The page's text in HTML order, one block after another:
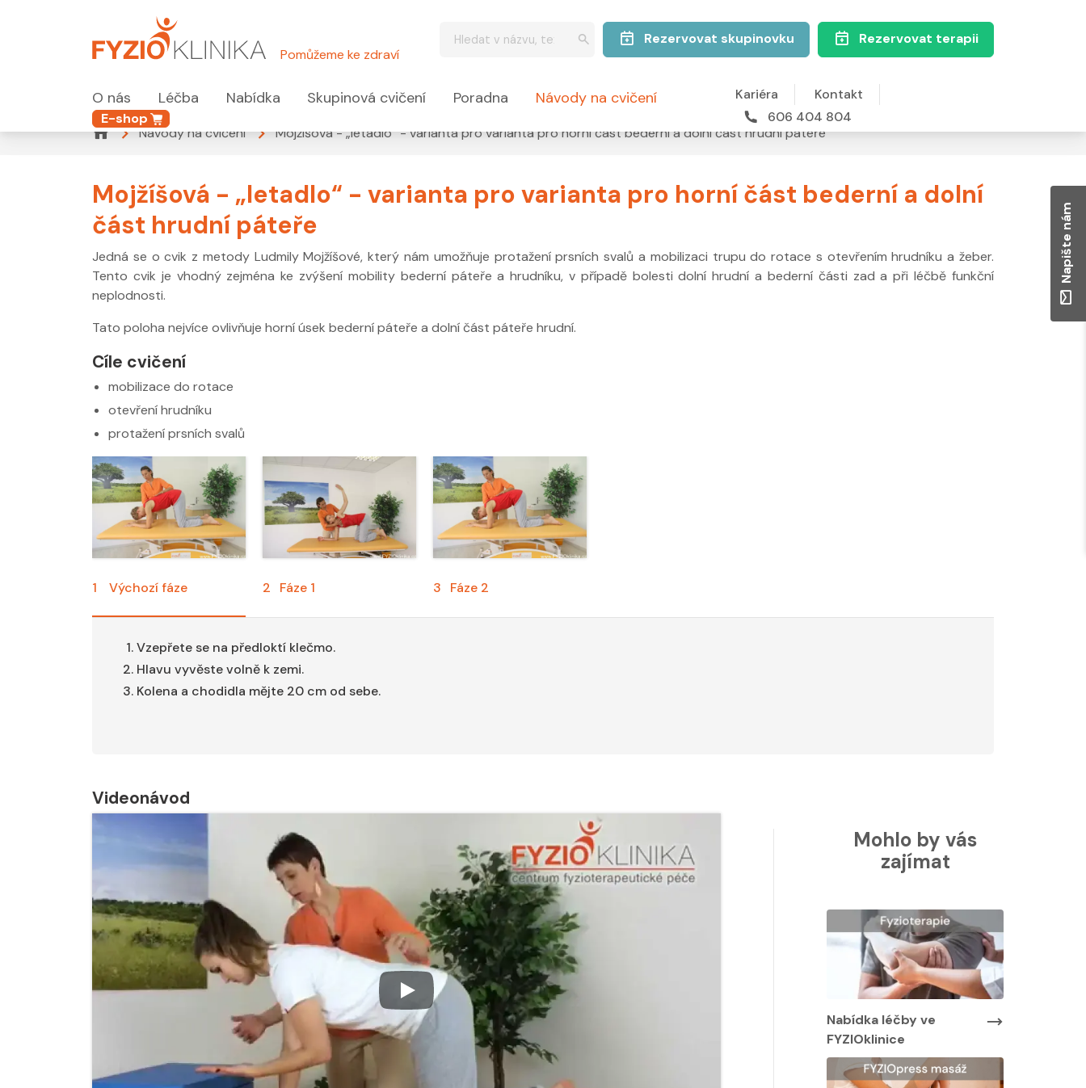
Pomůžeme ke zdraví
Rezervovat skupinovku Rezervovat terapii
O nás Léčba Nabídka Skupinová cvičení Poradna Návody na cvičení
E-shop
Kariéra
Kontakt
606 404 804
Návody na cvičení
Mojžíšová - „letadlo“ - varianta pro varianta pro horní část bederní a dolní část hrudní páteře
Mojžíšová - „letadlo“ - varianta pro varianta pro horní část bederní a dolní
část hrudní páteře
Jedná se o cvik z metody Ludmily Mojžíšové, který nám umožňuje protažení prsních svalů a mobilizaci trupu do rotace s otevřením hrudníku a žeber.
Tento cvik je vhodný zejména ke zvýšení mobility bederní páteře a hrudníku, v případě bolesti dolní hrudní a bederní části zad a při léčbě funkční
neplodnosti.
Tato poloha nejvíce ovlivňuje horní úsek bederní páteře a dolní část páteře hrudní.
Cíle cvičení
mobilizace do rotace
otevření hrudníku
protažení prsních svalů
1 Výchozí fáze 2 Fáze 1 3 Fáze 2
Vzepřete se na předloktí klečmo.
Hlavu vyvěste volně k zemi.
Kolena a chodidla mějte 20 cm od sebe.
Videonávod
Mohlo by vás
zajímat
Nabídka léčby ve
Nabídka léčby ve
FYZIOklinice
Nabídka léčby ve
FYZIOklinice
Nabídka léčby ve
Napište nám